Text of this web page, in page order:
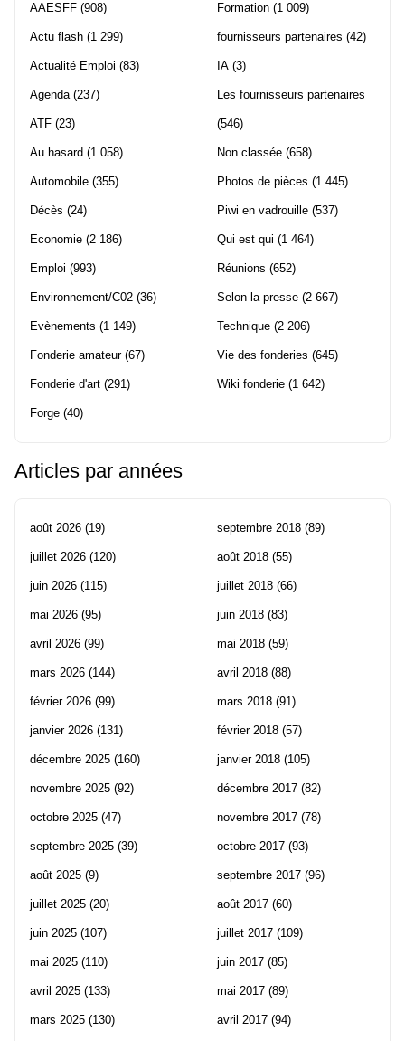
AAESFF (908)
Actu flash (1 299)
Actualité Emploi (83)
Agenda (237)
ATF (23)
Au hasard (1 058)
Automobile (355)
Décès (24)
Economie (2 186)
Emploi (993)
Environnement/C02 (36)
Evènements (1 149)
Fonderie amateur(67)
Fonderie d'art (291)
Forge (40)
Formation (1 009)
fournisseurs partenaires (42)
IA (3)
Les fournisseurs partenaires
(546)
Non classée (658)
Photos de pièces (1 445)
Piwi en vadrouille (537)
Qui est qui (1 464)
Réunions (652)
Selon la presse (2 667)
Technique (2 206)
Vie des fonderies (645)
Wiki fonderie (1 642)
Articles par années
août 2026 (19)
juillet 2026 (120)
juin 2026 (115)
mai 2026 (95)
avril 2026 (99)
mars 2026 (144)
février 2026 (99)
janvier 2026 (131)
décembre 2025 (160)
novembre 2025 (92)
octobre 2025 (47)
septembre 2025 (39)
août 2025 (9)
juillet 2025 (20)
juin 2025 (107)
mai 2025 (110)
avril 2025 (133)
mars 2025 (130)
septembre 2018 (89)
août 2018 (55)
juillet 2018 (66)
juin 2018 (83)
mai 2018 (59)
avril 2018 (88)
mars 2018 (91)
février 2018 (57)
janvier 2018 (105)
décembre 2017 (82)
novembre 2017 (78)
octobre 2017 (93)
septembre 2017 (96)
août 2017 (60)
juillet 2017 (109)
juin 2017 (85)
mai 2017 (89)
avril 2017 (94)